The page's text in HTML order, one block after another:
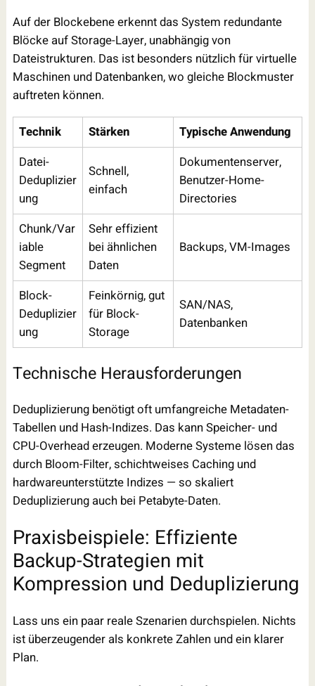
Auf der Blockebene erkennt das System redundante
Blöcke auf Storage-Layer, unabhängig von
Dateistrukturen. Das ist besonders nützlich für virtuelle
Maschinen und Datenbanken, wo gleiche Blockmuster
auftreten können.
Technik Stärken
Typische Anwendung
Datei-
Deduplizier
ung
Schnell,
einfach
Dokumentenserver,
Benutzer-Home-
Directories
Chunk/Var
iable
Segment
Sehr effizient
bei ähnlichen
Daten
Backups, VM-Images
Block-
Deduplizier
ung
Feinkörnig, gut
für Block-
Storage
SAN/NAS,
Datenbanken
Technische Herausforderungen
Deduplizierung benötigt oft umfangreiche Metadaten-
Tabellen und Hash-Indizes. Das kann Speicher- und
CPU-Overhead erzeugen. Moderne Systeme lösen das
durch Bloom-Filter, schichtweises Caching und
hardwareunterstützte Indizes — so skaliert
Deduplizierung auch bei Petabyte-Daten.
Praxisbeispiele: Effiziente
Backup-Strategien mit
Kompression und Deduplizierung
Lass uns ein paar reale Szenarien durchspielen. Nichts
ist überzeugender als konkrete Zahlen und ein klarer
Plan.